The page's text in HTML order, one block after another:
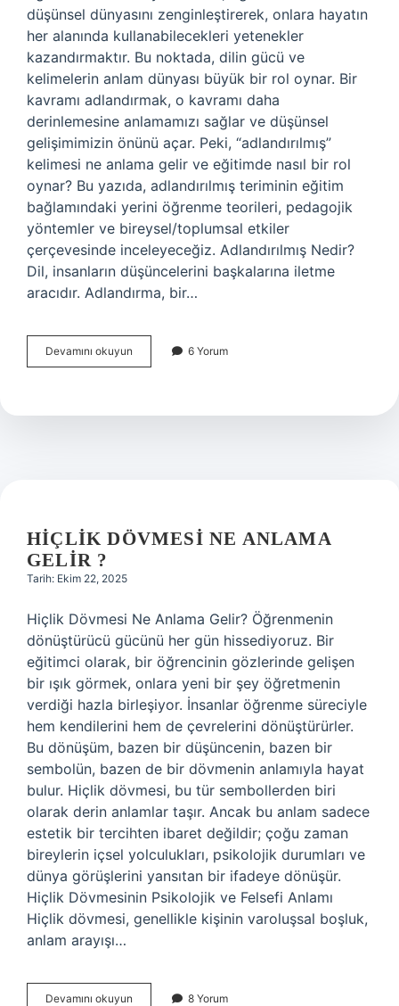
düşünsel dünyasını zenginleştirerek, onlara hayatın
her alanında kullanabilecekleri yetenekler
kazandırmaktır. Bu noktada, dilin gücü ve
kelimelerin anlam dünyası büyük bir rol oynar. Bir
kavramı adlandırmak, o kavramı daha
derinlemesine anlamamızı sağlar ve düşünsel
gelişimimizin önünü açar. Peki, “adlandırılmış”
kelimesi ne anlama gelir ve eğitimde nasıl bir rol
oynar? Bu yazıda, adlandırılmış teriminin eğitim
bağlamındaki yerini öğrenme teorileri, pedagojik
yöntemler ve bireysel/toplumsal etkiler
çerçevesinde inceleyeceğiz. Adlandırılmış Nedir?
Dil, insanların düşüncelerini başkalarına iletme
aracıdır. Adlandırma, bir…
Devamını okuyun Adlandırılmış
ne
6 Yorum
HIÇLIK DÖVMESI NE ANLAMA
GELIR ?
Tarih: Ekim 22, 2025
Hiçlik Dövmesi Ne Anlama Gelir? Öğrenmenin
dönüştürücü gücünü her gün hissediyoruz. Bir
eğitimci olarak, bir öğrencinin gözlerinde gelişen
bir ışık görmek, onlara yeni bir şey öğretmenin
verdiği hazla birleşiyor. İnsanlar öğrenme süreciyle
hem kendilerini hem de çevrelerini dönüştürürler.
Bu dönüşüm, bazen bir düşüncenin, bazen bir
sembolün, bazen de bir dövmenin anlamıyla hayat
bulur. Hiçlik dövmesi, bu tür sembollerden biri
olarak derin anlamlar taşır. Ancak bu anlam sadece
estetik bir tercihten ibaret değildir; çoğu zaman
bireylerin içsel yolculukları, psikolojik durumları ve
dünya görüşlerini yansıtan bir ifadeye dönüşür.
Hiçlik Dövmesinin Psikolojik ve Felsefi Anlamı
Hiçlik dövmesi, genellikle kişinin varoluşsal boşluk,
anlam arayışı…
Devamını okuyun 8 Yorum